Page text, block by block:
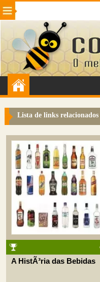
Beleza Cinema e TV
Internet Jogos NotÃ­cias
VeÃ­culos Adulto
Sugerir Link
Colmeia Exchange
Perguntas Frequentes
Sobre
Contato
Lista de links
A HistÃ³ria das Bebidas